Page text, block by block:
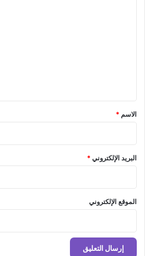
*
الاسم *
البريد الإلكتروني*
الموقع الإلكتروني